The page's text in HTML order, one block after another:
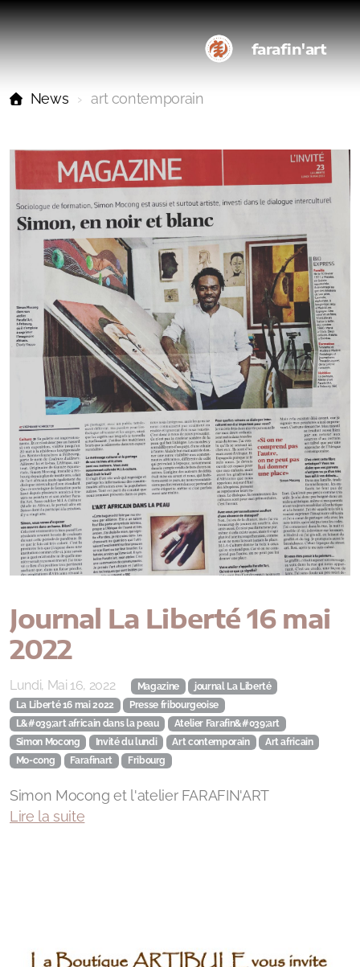
farafin'art
News art contemporain
Journal La Liberté 16 mai
2022
Lundi, Mai 16, 2022 Magazine
journal La Liberté
La Liberté 16 mai 2022
Presse fribourgeoise
L&#039;art africain dans la peau
Atelier Farafin&#039;art
Simon Mocong
Invité du lundi Art contemporain
Art africain
Mo-cong
Farafinart Fribourg
Simon Mocong et l'atelier FARAFIN'ART
Lire la suite